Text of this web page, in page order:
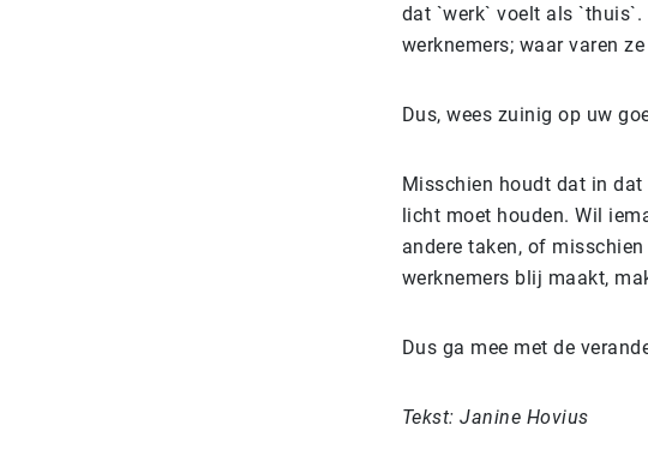
dat `werk` voelt als
werknemers; waar varen
Dus, wees zuinig op uw
Misschien houdt dat in dat
licht moet houden. Wil
andere taken, of
werknemers blij maakt,
Dus ga mee met de
Tekst: Janine Hovius